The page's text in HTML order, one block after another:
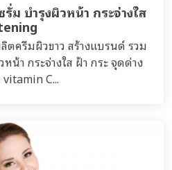
ม บำรุงผิวหน้า กระจ่างใส
ตครีมผิวขาว สร้างแบรนด์ รวม
น้า กระจ่างใส ฝ้า กระ จุดด่าง
C...